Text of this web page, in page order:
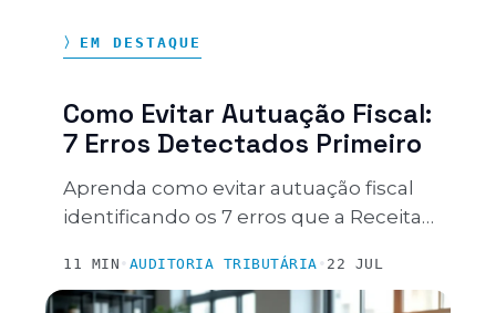
〉EM DESTAQUE
Como Evitar Autuação Fiscal:
7 Erros Detectados Primeiro
Aprenda como evitar autuação fiscal
identificando os 7 erros que a Receita
empresa de multas de até 150%.
11 MIN • AUDITORIA TRIBUTÁRIA • 22 JUL